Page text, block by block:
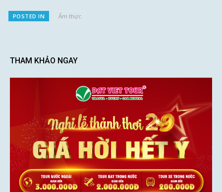
POSTED IN Ẩm thực
THAM KHẢO NGAY